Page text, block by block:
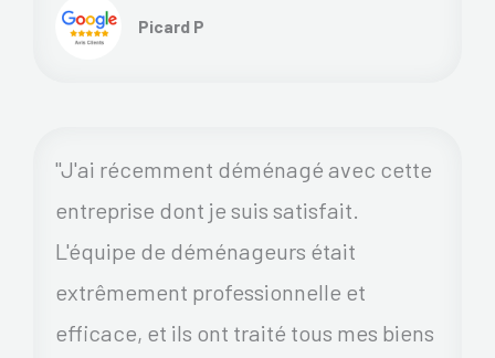
Picard P
"J'ai récemment déménagé avec cette
entreprise dont je suis satisfait.
L'équipe de déménageurs était
extrêmement professionnelle et
efficace, et ils ont traité tous mes biens